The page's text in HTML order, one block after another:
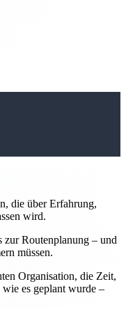
die über Erfahrung,
wird.
zur Routenplanung – und
müssen.
Organisation, die Zeit,
es geplant wurde –